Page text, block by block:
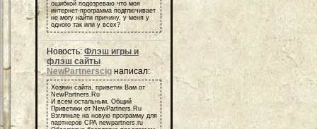
ошибкой подозреваю что моя
интернет-программа подглючивает
не могу найти причину, у меня у
одного так или у всех?
Новость: Флэш игры и
флэш сайты
NewPartnerscig написал:
Хозяин сайта, приветик Вам от
NewPartners.Ru
И всем остальным, Общий
Приветики от NewPartners.Ru
Взгляньте на новую программу для
партнеров СРА newpartners.ru